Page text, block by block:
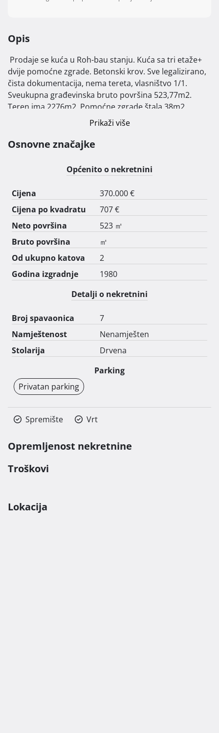
Opis
dvije pomoćne zgrade. Betonski krov. Sve legalizirano,
čista dokumentacija, nema tereta, vlasništvo 1/1.
Sveukupna građevinska bruto površina 523,77m2.
Teren ima 2276m2. Pomoćne zgrade štala 38m2,
garaža 29m2. Predivan panoramski pogled na Riječki
Lokacija Matulji-Frančići. Cijena fix-na 380.000€. Za više
info javite se na: 0915879894.
Prikaži više
Osnovne značajke
Općenito o nekretnini
Cijena
370.000 €
Cijena po kvadratu
707 €
Neto površina
523 ㎡
Bruto površina
㎡
Od ukupno katova
2
Godina izgradnje
1980
Detalji o nekretnini
Broj spavaonica
7
Namještenost
Nenamješten
Stolarija
Drvena
Parking
Privatan parking
Spremište Vrt
Opremljenost nekretnine
Troškovi
Lokacija